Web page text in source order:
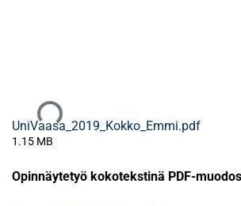
UniVaasa_2019_Kokko_Emmi.pdf
1.15 MB
Opinnäytetyö kokotekstinä PDF-